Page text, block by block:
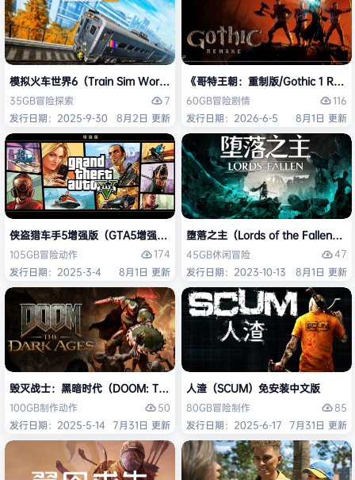
模拟火车世界6（Train Sim World 6）免安装中文版
35GB冒险探索
7
发行日期：2025-9-30
8月2日 更新
《哥特王朝：重制版/Gothic 1
60GB冒险剧情
116
发行日期：2026-6-5
8月1日 更新
侠盗猎车手5增强版（GTA5增强版（Grand Theft Auto V Enhanced）免
105GB冒险动作
174
发行日期：2025-3-4
8月1日 更新
堕落之主（Lords of the Fallen）免
45GB休闲冒险
47
发行日期：2023-10-13
8月1日 更新
毁灭战士：黑暗时代（DOOM: The Dark Ages）免安装中文版
100GB制作动作
50
发行日期：2025-5-14 7月31日 更新
人渣（SCUM）免安装中文版
80GB冒险制作
85
发行日期：2025-6-17 7月31日 更新